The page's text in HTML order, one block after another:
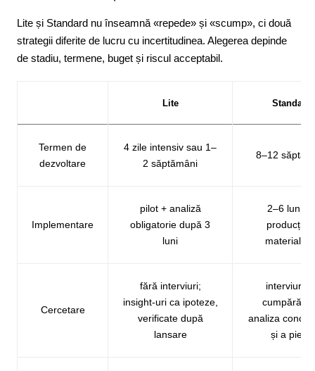
Lite și Standard nu înseamnă «repede» și «scump», ci două
strategii diferite de lucru cu incertitudinea. Alegerea depinde
de stadiu, termene, buget și riscul acceptabil.
Lite Standard
Termen de
dezvoltare
4 zile intensiv sau 1–
2 săptămâni
8–12
Implementare
pilot + analiză
obligatorie după 3
luni
2–6 luni
producție
Cercetare
fără interviuri;
insight-uri ca ipoteze,
verificate după
lansare
interviuri
analiza
și a pieței